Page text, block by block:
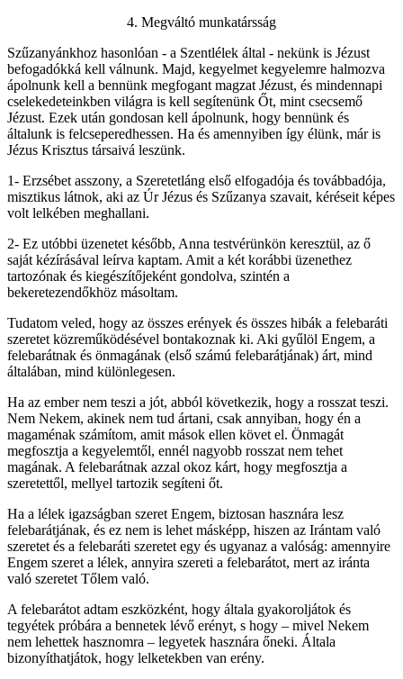
4. Megváltó munkatársság
Szűzanyánkhoz hasonlóan - a Szentlélek által - nekünk is Jézust
befogadókká kell válnunk. Majd, kegyelmet kegyelemre halmozva
ápolnunk kell a bennünk megfogant magzat Jézust, és mindennapi
cselekedeteinkben világra is kell segítenünk Őt, mint csecsemő
Jézust. Ezek után gondosan kell ápolnunk, hogy bennünk és
általunk is felcseperedhessen. Ha és amennyiben így élünk, már is
Jézus Krisztus társaivá leszünk.
1- Erzsébet asszony, a Szeretetláng első elfogadója és továbbadója,
misztikus látnok, aki az Úr Jézus és Szűzanya szavait, kéréseit képes
volt lelkében meghallani.
2- Ez utóbbi üzenetet később, Anna testvérünkön keresztül, az ő
saját kézírásával leírva kaptam. Amit a két korábbi üzenethez
tartozónak és kiegészítőjeként gondolva, szintén a
bekeretezendőkhöz másoltam.
Tudatom veled, hogy az összes erények és összes hibák a felebaráti
szeretet közreműködésével bontakoznak ki. Aki gyűlöl Engem, a
felebarátnak és önmagának (első számú felebarátjának) árt, mind
általában, mind különlegesen.
Ha az ember nem teszi a jót, abból következik, hogy a rosszat teszi.
Nem Nekem, akinek nem tud ártani, csak annyiban, hogy én a
magaménak számítom, amit mások ellen követ el. Önmagát
megfosztja a kegyelemtől, ennél nagyobb rosszat nem tehet
magának. A felebarátnak azzal okoz kárt, hogy megfosztja a
szeretettől, mellyel tartozik segíteni őt.
Ha a lélek igazságban szeret Engem, biztosan hasznára lesz
felebarátjának, és ez nem is lehet másképp, hiszen az Irántam való
szeretet és a felebaráti szeretet egy és ugyanaz a valóság: amennyire
Engem szeret a lélek, annyira szereti a felebarátot, mert az iránta
való szeretet Tőlem való.
A felebarátot adtam eszközként, hogy általa gyakoroljátok és
tegyétek próbára a bennetek lévő erényt, s hogy – mivel Nekem
nem lehettek hasznomra – legyetek hasznára őneki. Általa
bizonyíthatjátok, hogy lelketekben van erény.